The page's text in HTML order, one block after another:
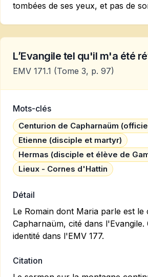
tombées de ses yeux, et pas de
L’Evangile tel qu'il m'a été
EMV 171.1 (Tome 3, p. 97)
Mots-clés
Centurion de Capharnaüm
Etienne (disciple et martyr)
Hermas (disciple et élève de
Lieux - Cornes d'Hattin
Détail
Le Romain dont Maria parle est le
Capharnaüm, cité dans
identité dans l'EMV 177.
Citation